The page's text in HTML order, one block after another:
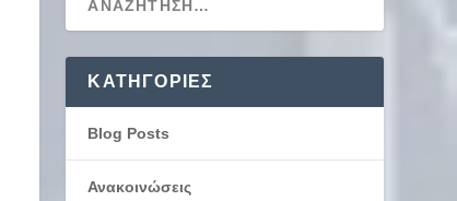
KΑΤΗΓΟΡΊΕΣ
Blog Posts
Ανακοινώσεις